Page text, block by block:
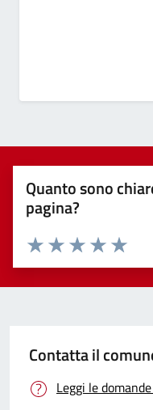
Quanto sono
pagina?
Valuta
Valuta 4
Valuta 3 stelle
Valuta 2 stelle su 5
Valuta 1 stelle su 5
Contatta il
Leggi le